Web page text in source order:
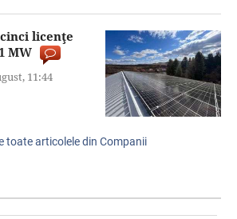
licenţe
MW
11:44
toate articolele din Companii